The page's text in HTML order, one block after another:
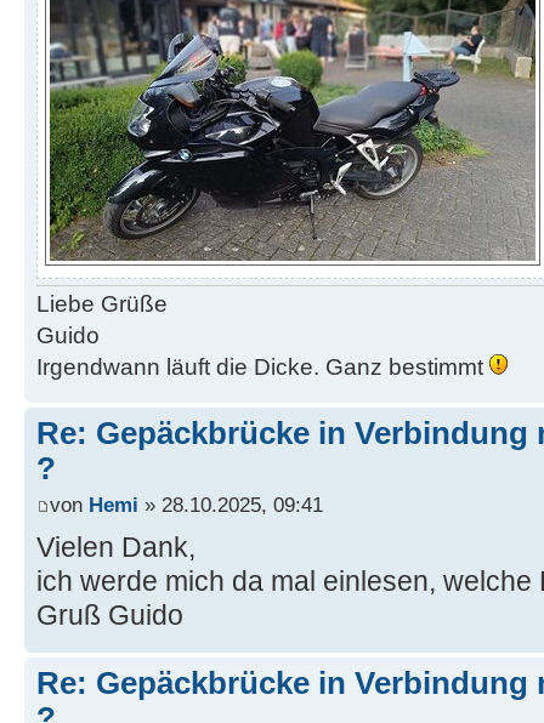
Liebe Grüße
Guido
Irgendwann läuft die Dicke. Ganz bestimmt
Re: Gepäckbrücke in
?
von Hemi » 28.10.2025, 09:41
Vielen Dank,
ich werde mich da mal einlesen,
Gruß Guido
Re: Gepäckbrücke in